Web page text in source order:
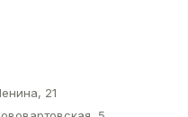
21